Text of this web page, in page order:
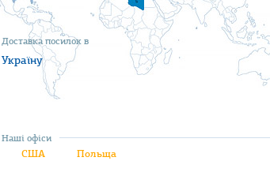
Доставка посилок в
Україну
Наші офіси
США Польща